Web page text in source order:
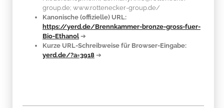
group.de; www.rottenecker-group.de/
Kanonische (offizielle) URL:
https://yerd.de/Brennkammer-bronze-gross-fuer-
Bio-Ethanol ➔
Kurze URL-Schreibweise für Browser-Eingabe:
yerd.de/?a=3918 ➔